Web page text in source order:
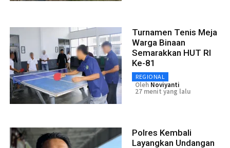
Turnamen Tenis Meja
Warga Binaan
Semarakkan HUT RI
Ke-81
REGIONAL
Oleh Noviyanti
27 menit yang lalu
Polres Kembali
Layangkan Undangan